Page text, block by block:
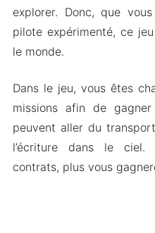
explorer. Donc, que
pilote expérimenté, ce
le monde.
Dans le jeu, vous êtes
missions afin de
peuvent aller du
l’écriture dans le ciel.
contrats, plus vous